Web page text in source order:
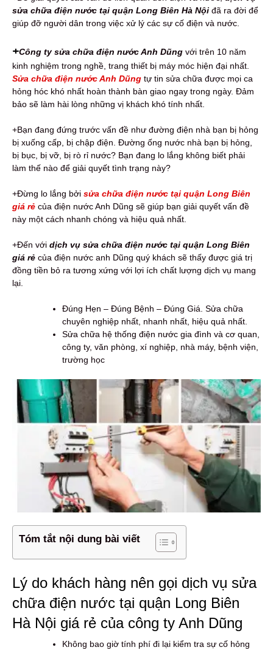
sửa chữa điện nước tại quận Long Biên Hà Nội đã ra đời để
giúp đỡ người dân trong việc xử lý các sự cố điện và nước.
+Công ty sửa chữa điện nước Anh Dũng với trên 10 năm
kinh nghiệm trong nghề, trang thiết bị máy móc hiện đại nhất.
Sửa chữa điện nước Anh Dũng tự tin sửa chữa được mọi ca
hỏng hóc khó nhất hoàn thành bàn giao ngay trong ngày. Đảm
bảo sẽ làm hài lòng những vị khách khó tính nhất.
+Bạn đang đứng trước vấn đề như đường điện nhà bạn bị hỏng
bị xuống cấp, bị chập điện. Đường ống nước nhà bạn bị hỏng,
bị bục, bị vỡ, bị rò rỉ nước? Bạn đang lo lắng không biết phải
làm thế nào để giải quyết tình trạng này?
+Đừng lo lắng bởi sửa chữa điện nước tại quận Long Biên
giá rẻ của điện nước Anh Dũng sẽ giúp bạn giải quyết vấn đề
này một cách nhanh chóng và hiệu quả nhất.
+Đến với dịch vụ sửa chữa điện nước tại quận Long Biên
giá rẻ của điện nước anh Dũng quý khách sẽ thấy được giá trị
đồng tiền bỏ ra tương xứng với lợi ích chất lượng dịch vụ mang
lại.
Đúng Hẹn – Đúng Bệnh – Đúng Giá. Sửa chữa
chuyên nghiệp nhất, nhanh nhất, hiệu quả nhất.
Sửa chữa hệ thống điện nước gia đình và cơ quan,
công ty, văn phòng, xí nghiệp, nhà máy, bệnh viện,
trường học
Tóm tắt nội dung bài viết
Lý do khách hàng nên gọi dịch vụ sửa
chữa điện nước tại quận Long Biên
Hà Nội giá rẻ của công ty Anh Dũng
Không bao giờ tính phí đi lại kiểm tra sự cố hỏng